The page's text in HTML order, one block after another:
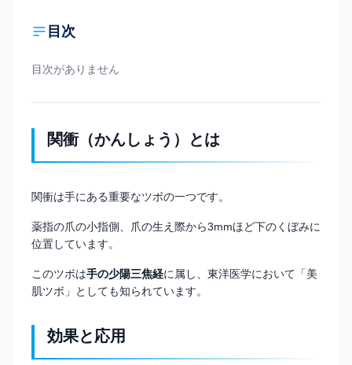
目次
目次がありません
関衝（かんしょう）とは
関衝は手にある重要なツボの一つです。
薬指の爪の小指側、爪の生え際から3mmほど下のくぼみに
位置しています。
このツボは手の少陽三焦経に属し、東洋医学において「美
肌ツボ」としても知られています。
効果と応用